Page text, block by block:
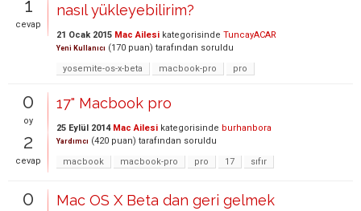
1
cevap
nasıl yükleyebilirim?
21 Ocak 2015 Mac Ailesi kategorisinde TuncayACAR
Yeni Kullanıcı (170 puan) tarafından soruldu
yosemite-os-x-beta
macbook-pro pro
0
oy
2
cevap
17" Macbook pro
25 Eylül 2014 Mac Ailesi kategorisinde burhanbora
Yardımcı (420 puan) tarafından soruldu
macbook
macbook-pro pro 17 sıfır
0
Mac OS X Beta dan geri gelmek